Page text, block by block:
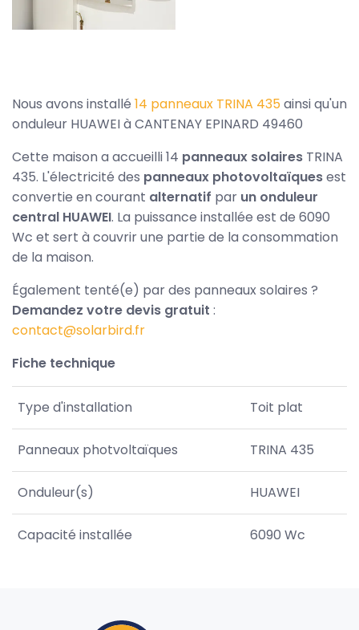
Nous avons installé 14 panneaux TRINA 435 ainsi qu'un
onduleur HUAWEI à CANTENAY EPINARD 49460
Cette maison a accueilli 14 panneaux solaires TRINA
435. L'électricité des panneaux photovoltaïquesest
convertie en courant alternatif par un onduleur
central HUAWEI. La puissance installée est de 6090
Wc et sert à couvrir une partie de la consommation
de la maison.
Également tenté(e) par des panneaux solaires ?
Demandez votre devis gratuit :
contact@solarbird.fr
Fiche technique
Type d'installation Toit plat
Panneaux photvoltaïques TRINA 435
Onduleur(s) HUAWEI
Capacité installée 6090 Wc